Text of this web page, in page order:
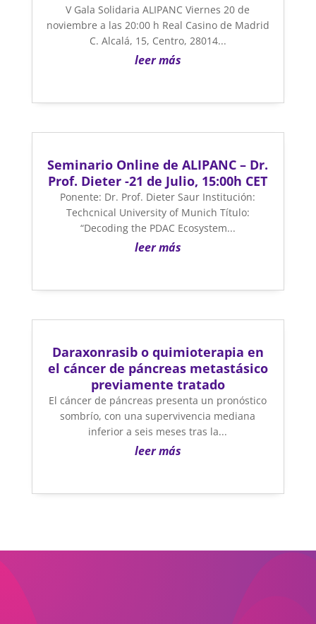
V Gala Solidaria ALIPANC Viernes 20 de
noviembre a las 20:00 h Real Casino de Madrid
C. Alcalá, 15, Centro, 28014...
leer más
Seminario Online de ALIPANC – Dr.
Prof. Dieter -21 de Julio, 15:00h CET
Ponente: Dr. Prof. Dieter Saur Institución:
Techcnical University of Munich Título:
“Decoding the PDAC Ecosystem...
leer más
Daraxonrasib o quimioterapia en
el cáncer de páncreas metastásico
previamente tratado
El cáncer de páncreas presenta un pronóstico
sombrío, con una supervivencia mediana
inferior a seis meses tras la...
leer más